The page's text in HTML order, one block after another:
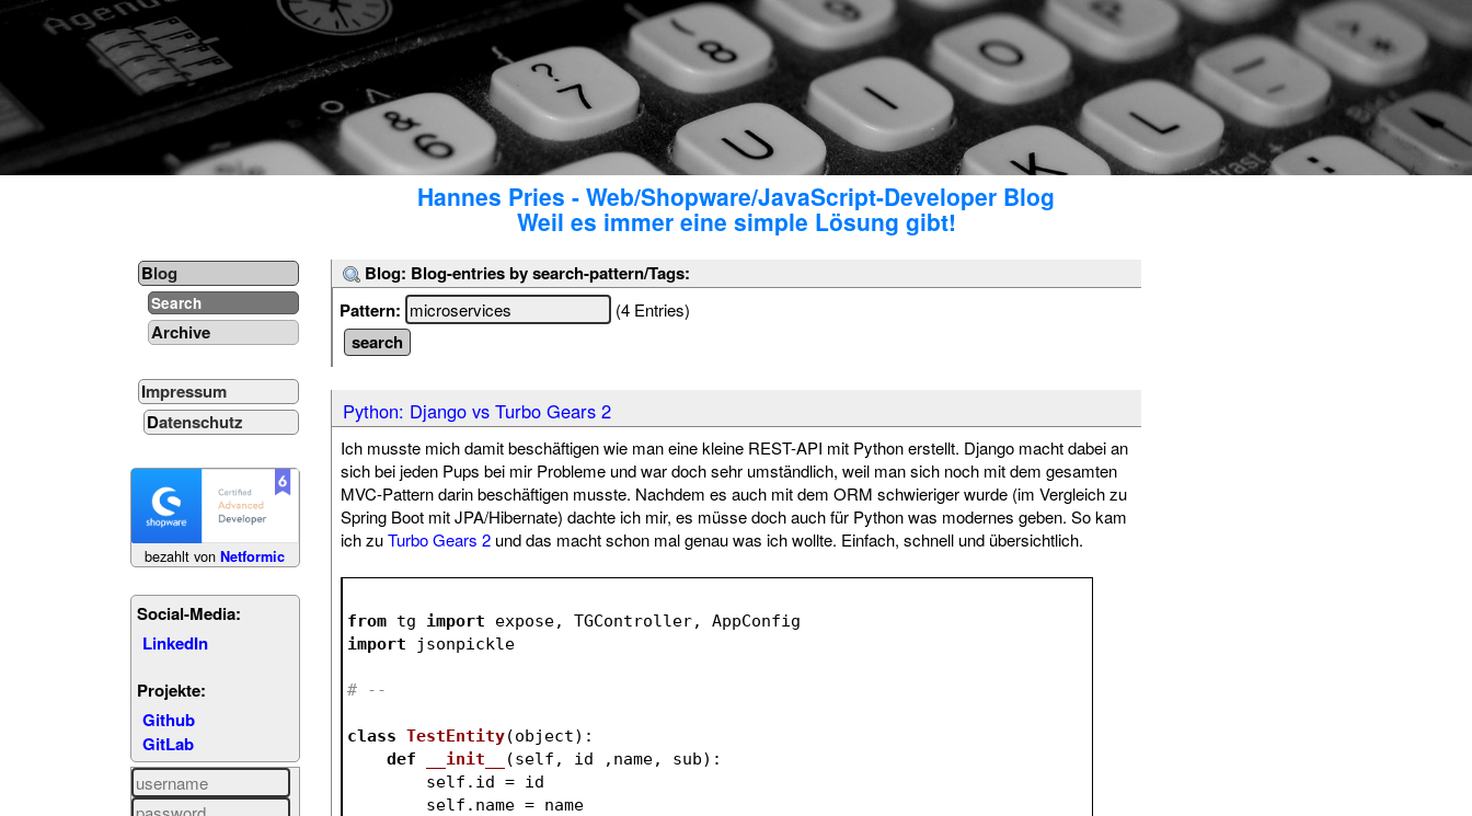
Hannes Pries - Web/Shopware/JavaScript-Developer Blog
Weil es immer eine simple Lösung gibt!
Blog
Search
Archive
Impressum
Datenschutz
bezahlt vonNetformic
Social-Media:
LinkedIn
Projekte:
Github
GitLab
Blog: Blog-entries by search-pattern/Tags:
Pattern:
(4 Entries)
Python: Django vs Turbo Gears 2
Ich musste mich damit beschäftigen wie man eine kleine REST-API mit Python erstellt. Django macht dabei an
sich bei jeden Pups bei mir Probleme und war doch sehr umständlich, weil man sich noch mit dem gesamten
MVC-Pattern darin beschäftigen musste. Nachdem es auch mit dem ORM schwieriger wurde (im Vergleich zu
Spring Boot mit JPA/Hibernate) dachte ich mir, es müsse doch auch für Python was modernes geben. So kam
ich zuTurbo Gears 2 und das macht schon mal genau was ich wollte. Einfach, schnell und übersichtlich.
from tg import expose, TGController, AppConfig
import jsonpickle
# --
class TestEntity(object) :
def
__init__ (self, id ,name, sub) :
        self.id = id
        self.name = name